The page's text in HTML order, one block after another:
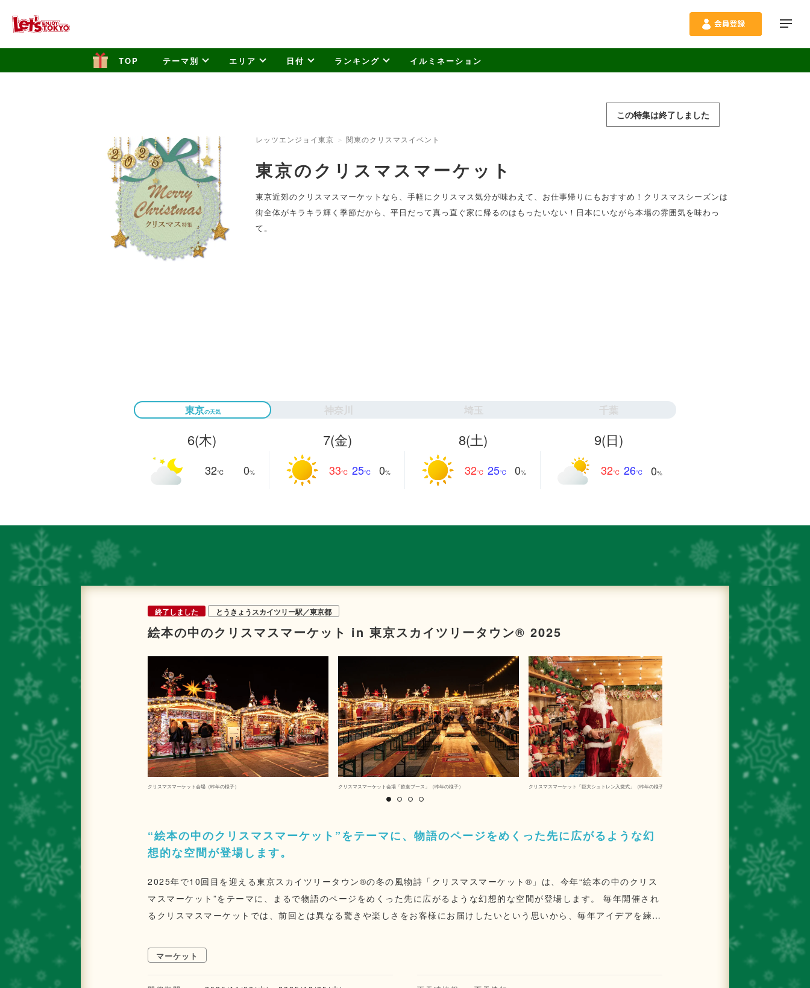
テーマ別 エリア 日付 ランキング イルミネーション
この特集は終了しました
レッツエンジョイ東京 関東のクリスマスイベント
東京のクリスマスマーケット
東京近郊のクリスマスマーケットなら、手軽にクリスマス気分が味わえて、お仕事帰りにもおすすめ！クリスマスシーズンは
街全体がキラキラ輝く季節だから、平日だって真っ直ぐ家に帰るのはもったいない！日本にいながら本場の雰囲気を味わっ
て。
東京 神奈川 埼玉 千葉
6(木)
32 0
7(金)
33 25 0
8(土)
32 25 0
9(日)
32 26 0
終了しました とうきょうスカイツリー駅／東京都
絵本の中のクリスマスマーケット in 東京スカイツリータウン® 2025
クリスマスマーケット会場（昨年の様子） クリスマスマーケット会場「飲食ブース」（昨年の様子） クリスマスマーケット「巨大シュトレン入党式」（昨年の様子） クリスマスマーケット会場 「防風エリ
“絵本の中のクリスマスマーケット”をテーマに、物語のページをめくった先に広がるような幻
想的な空間が登場します。
2025年で10回目を迎える東京スカイツリータウン®の冬の風物詩「クリスマスマーケット®」は、今年“絵本の中のクリス
マスマーケット”をテーマに、まるで物語のページをめくった先に広がるような幻想的な空間が登場します。 毎年開催され
るクリスマスマーケットでは、前回とは異なる驚きや楽しさをお客様にお届けしたいという思いから、毎年アイデアを練
場ドイツから直輸入したパステルカラーのかわいらしいエルツ人形やサンタたちが皆さまをお出迎えし、まるでドイツのク
リスマスマーケットに訪れたような雰囲気を楽しむことができます。 注目の新メニューとして、店内で「手作り・焼きた
マーケット